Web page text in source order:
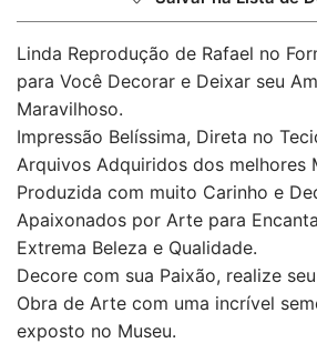
Linda Reprodução de Rafael no
para Você Decorar e Deixar seu
Maravilhoso.
Impressão Belíssima, Direta no
Arquivos Adquiridos dos melhores
Produzida com muito Carinho e
Apaixonados por Arte para
Extrema Beleza e Qualidade.
Decore com sua Paixão, realize
Obra de Arte com uma incrível
exposto no Museu.